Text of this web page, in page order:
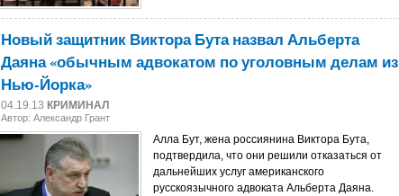
Новый защитник Виктора Бута назвал Альберта
Даяна «обычным адвокатом по уголовным делам из
Нью-Йорка»
04.19.13 КРИМИНАЛ
Автор: Александр Грант
Алла Бут, жена россиянина Виктора Бута,
подтвердила, что они решили отказаться от
дальнейших услуг американского
русскоязычного адвоката Альберта Даяна.